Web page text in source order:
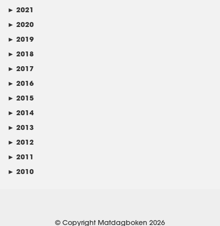
► 2021
► 2020
► 2019
► 2018
► 2017
► 2016
► 2015
► 2014
► 2013
► 2012
► 2011
► 2010
© Copyright Matdagboken 2026